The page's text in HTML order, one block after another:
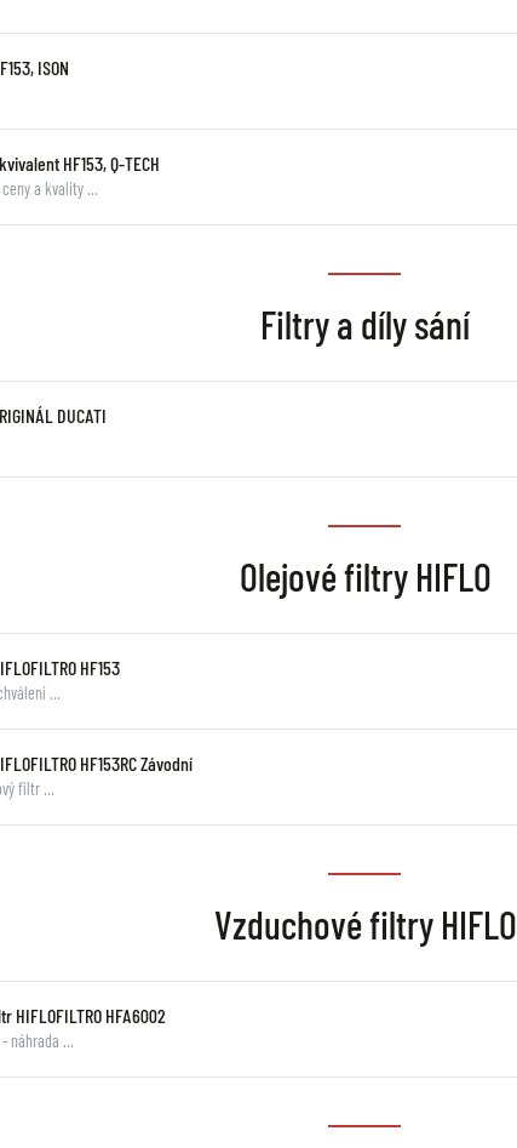
ISON
HF153, Q-TECH
ceny a kvality …
Filtry a díly sání
DUCATI
Olejové filtry HIFLO
HF153
…
HF153RC Závodní
filtr …
Vzduchové filtry HIFLO
HIFLOFILTRO HFA6002
náhrada …